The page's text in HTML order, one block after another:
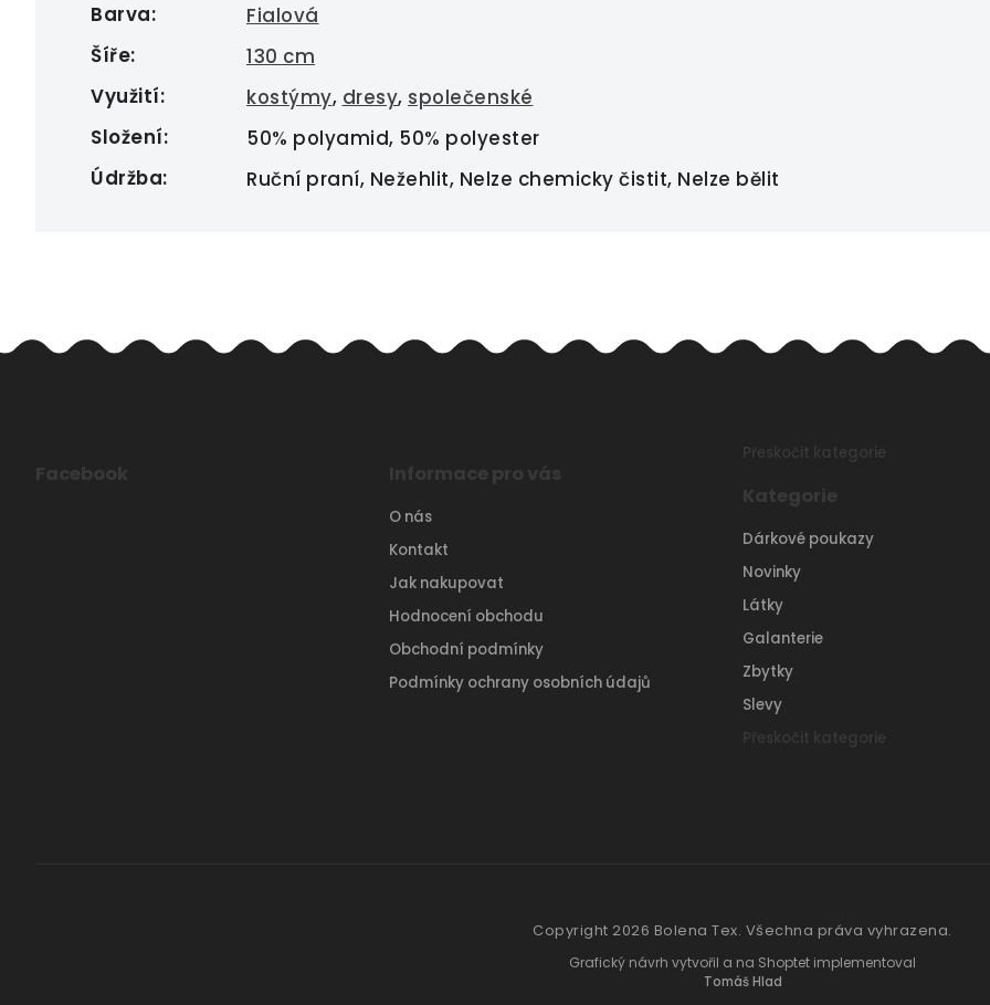
Barva:
Fialová
Šíře:
130 cm
Využití: kostýmy, dresy, společenské
Složení:
50% polyamid, 50% polyester
Údržba: Ruční praní, Nežehlit, Nelze chemicky čistit, Nelze bělit
Facebook Informace pro vás
O nás
Kontakt
Jak nakupovat
Hodnocení obchodu
Obchodní podmínky
Podmínky ochrany osobních údajů
Přeskočit kategorie
Kategorie
Dárkové poukazy
Novinky
Látky
Galanterie
Zbytky
Slevy
Přeskočit kategorie
Copyright 2026 Bolena Tex. Všechna práva vyhrazena.
Grafický návrh vytvořil a na Shoptet implementoval
Tomáš Hlad